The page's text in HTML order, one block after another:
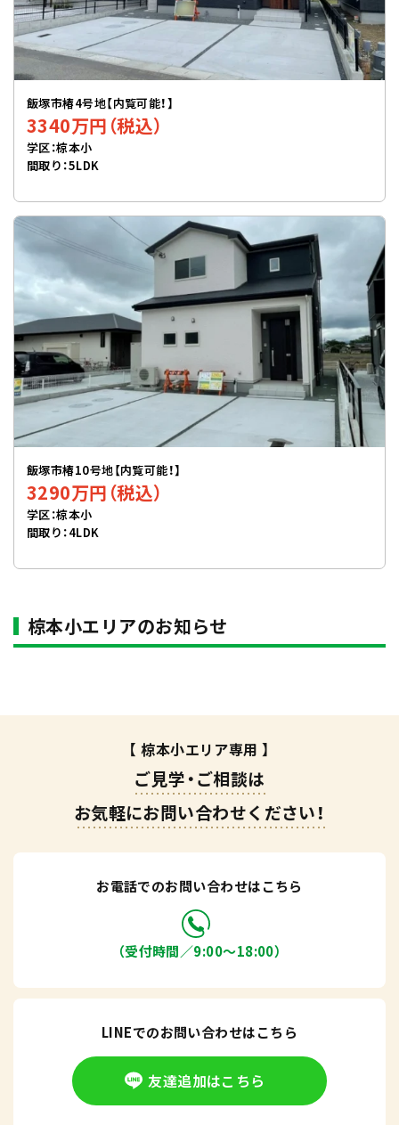
飯塚市椿4号地【内覧可能！】
3340万円（税込）
学区：椋本小
間取り：5LDK
飯塚市椿10号地【内覧可能！】
3290万円（税込）
学区：椋本小
間取り：4LDK
椋本小エリアのお知らせ
【 椋本小エリア専用 】
ご見学・ご相談は
お気軽にお問い合わせください！
お電話でのお問い合わせはこちら
（受付時間／9:00〜18:00）
LINEでのお問い合わせはこちら
友達追加はこちら